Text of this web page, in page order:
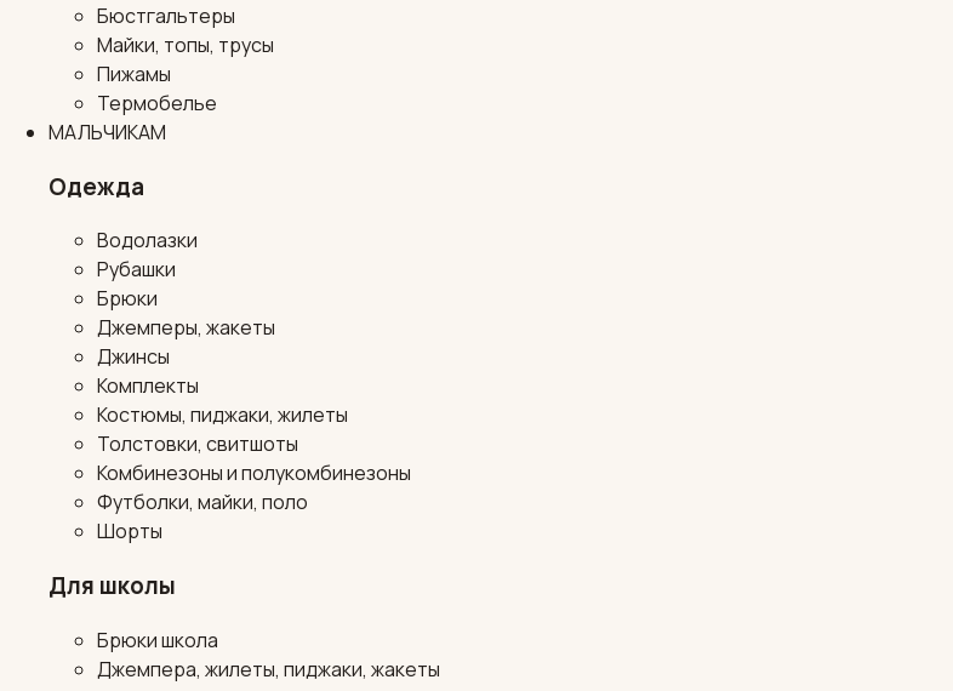
Бюстгальтеры
Майки, топы, трусы
Пижамы
Термобелье
МАЛЬЧИКАМ
Одежда
Водолазки
Рубашки
Брюки
Джемперы, жакеты
Джинсы
Комплекты
Костюмы, пиджаки, жилеты
Толстовки, свитшоты
Комбинезоны и полукомбинезоны
Футболки, майки, поло
Шорты
Для школы
Брюки школа
Джемпера, жилеты, пиджаки, жакеты